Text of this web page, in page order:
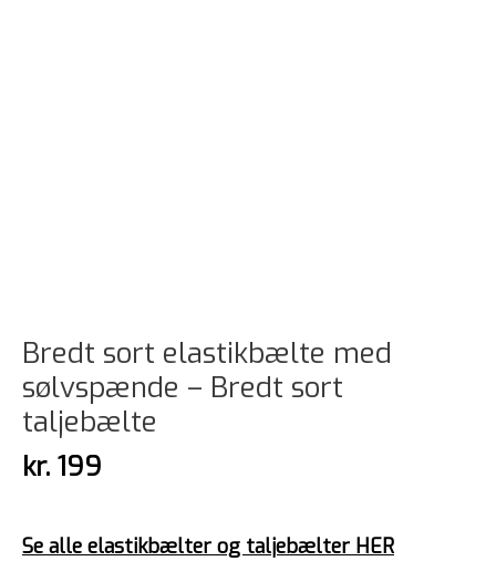
Bredt sort elastikbælte med
sølvspænde – Bredt sort
taljebælte
kr. 199
Se alle elastikbælter og taljebælter HER